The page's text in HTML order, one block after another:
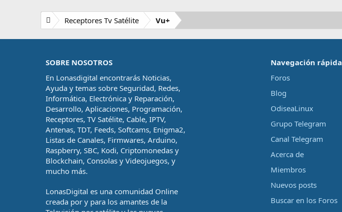
Receptores Tv Satélite Vu+
SOBRE NOSOTROS
En Lonasdigital encontrarás Noticias,
Ayuda y temas sobre Seguridad, Redes,
Informática, Electrónica y Reparación,
Desarrollo, Aplicaciones, Programación,
Receptores, TV Satélite, Cable, IPTV,
Antenas, TDT, Feeds, Softcams, Enigma2,
Listas de Canales, Firmwares, Arduino,
Raspberry, SBC, Kodi, Criptomonedas y
Blockchain, Consolas y Videojuegos, y
mucho más.
LonasDigital es una comunidad Online
creada por y para los amantes de la
‎Navegación rápida‎
Foros
Blog
OdiseaLinux
Grupo Telegram
Canal Telegram
Acerca de
Miembros
Nuevos posts
Buscar en los Foros